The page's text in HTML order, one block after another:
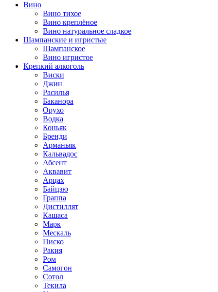
Вино
Вино тихое
Вино креплёное
Вино натуральное сладкое
Шампанские и игристые
Шампанское
Вино игристое
Крепкий алкоголь
Виски
Джин
Расилья
Баканора
Орухо
Водка
Коньяк
Бренди
Арманьяк
Кальвадос
Абсент
Аквавит
Арцах
Байцзю
Граппа
Дистиллят
Кашаса
Марк
Мескаль
Писко
Ракия
Ром
Самогон
Сотол
Текила